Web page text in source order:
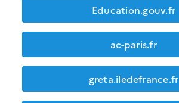
Education.gouv.fr
ac-paris.fr
greta.iledefrance.fr